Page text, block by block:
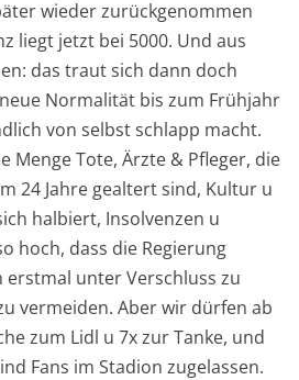
wieder zurückgenommen
liegt jetzt bei 5000. Und aus
das traut sich dann doch
Normalität bis zum Frühjahr
von selbst schlapp macht.
Menge Tote, Ärzte & Pfleger, die
24 Jahre gealtert sind, Kultur u
halbiert, Insolvenzen u
hoch, dass die Regierung
erstmal unter Verschluss zu
vermeiden. Aber wir dürfen ab
zum Lidl u 7x zur Tanke, und
Fans im Stadion zugelassen.